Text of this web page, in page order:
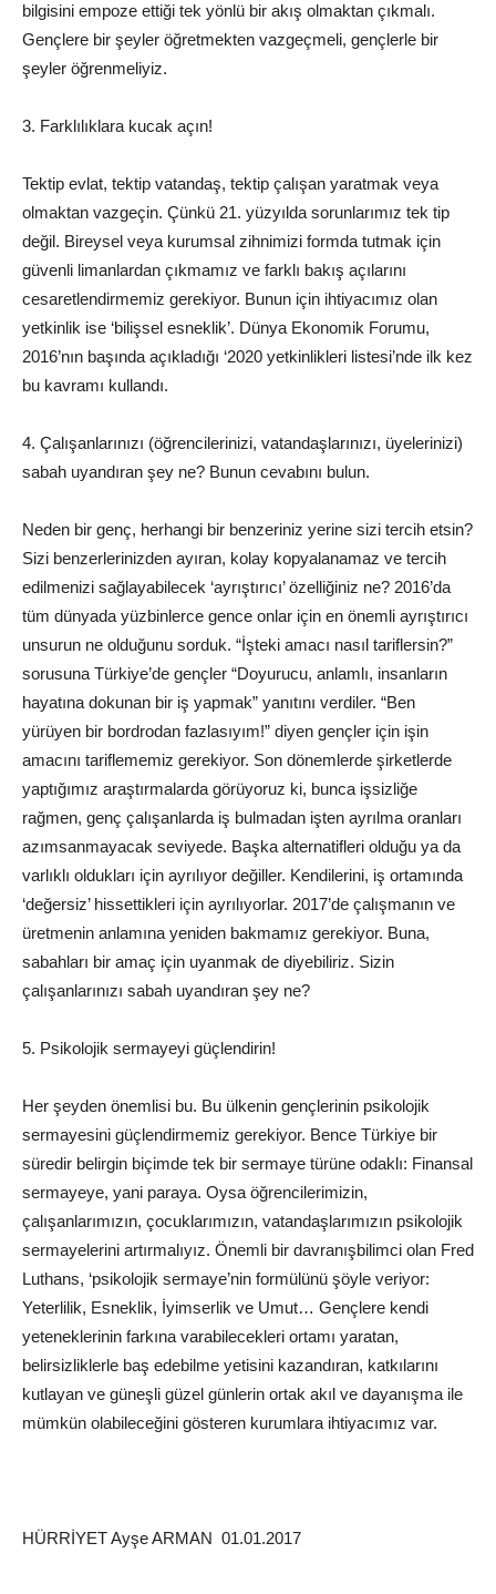
bilgisini empoze ettiği tek yönlü bir akış olmaktan çıkmalı.
Gençlere bir şeyler öğretmekten vazgeçmeli, gençlerle bir
şeyler öğrenmeliyiz.
3. Farklılıklara kucak açın!
Tektip evlat, tektip vatandaş, tektip çalışan yaratmak veya
olmaktan vazgeçin. Çünkü 21. yüzyılda sorunlarımız tek tip
değil. Bireysel veya kurumsal zihnimizi formda tutmak için
güvenli limanlardan çıkmamız ve farklı bakış açılarını
cesaretlendirmemiz gerekiyor. Bunun için ihtiyacımız olan
yetkinlik ise ‘bilişsel esneklik’. Dünya Ekonomik Forumu,
2016’nın başında açıkladığı ‘2020 yetkinlikleri listesi’nde ilk kez
bu kavramı kullandı.
4. Çalışanlarınızı (öğrencilerinizi, vatandaşlarınızı, üyelerinizi)
sabah uyandıran şey ne? Bunun cevabını bulun.
Neden bir genç, herhangi bir benzeriniz yerine sizi tercih etsin?
Sizi benzerlerinizden ayıran, kolay kopyalanamaz ve tercih
edilmenizi sağlayabilecek ‘ayrıştırıcı’ özelliğiniz ne? 2016’da
tüm dünyada yüzbinlerce gence onlar için en önemli ayrıştırıcı
unsurun ne olduğunu sorduk. “İşteki amacı nasıl tariflersin?”
sorusuna Türkiye’de gençler “Doyurucu, anlamlı, insanların
hayatına dokunan bir iş yapmak” yanıtını verdiler. “Ben
yürüyen bir bordrodan fazlasıyım!” diyen gençler için işin
amacını tariflememiz gerekiyor. Son dönemlerde şirketlerde
yaptığımız araştırmalarda görüyoruz ki, bunca işsizliğe
rağmen, genç çalışanlarda iş bulmadan işten ayrılma oranları
azımsanmayacak seviyede. Başka alternatifleri olduğu ya da
varlıklı oldukları için ayrılıyor değiller. Kendilerini, iş ortamında
‘değersiz’ hissettikleri için ayrılıyorlar. 2017’de çalışmanın ve
üretmenin anlamına yeniden bakmamız gerekiyor. Buna,
sabahları bir amaç için uyanmak de diyebiliriz. Sizin
çalışanlarınızı sabah uyandıran şey ne?
5. Psikolojik sermayeyi güçlendirin!
Her şeyden önemlisi bu. Bu ülkenin gençlerinin psikolojik
sermayesini güçlendirmemiz gerekiyor. Bence Türkiye bir
süredir belirgin biçimde tek bir sermaye türüne odaklı: Finansal
sermayeye, yani paraya. Oysa öğrencilerimizin,
çalışanlarımızın, çocuklarımızın, vatandaşlarımızın psikolojik
sermayelerini artırmalıyız. Önemli bir davranışbilimci olan Fred
Luthans, ‘psikolojik sermaye’nin formülünü şöyle veriyor:
Yeterlilik, Esneklik, İyimserlik ve Umut… Gençlere kendi
yeteneklerinin farkına varabilecekleri ortamı yaratan,
belirsizliklerle baş edebilme yetisini kazandıran, katkılarını
kutlayan ve güneşli güzel günlerin ortak akıl ve dayanışma ile
mümkün olabileceğini gösteren kurumlara ihtiyacımız var.
HÜRRİYET Ayşe ARMAN 01.01.2017